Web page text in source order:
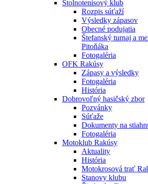
Stolnotenisový klub
Rozpis súťaží
Výsledky zápasov
Obecné podujatia
Štefanský turnaj a
Pitoňáka
Fotogaléria
OFK Rakúsy
Zápasy a výsledky
Fotogaléria
História
Dobrovoľný hasičský zbor
Pozvánky
Súťaže
Dokumenty na
Fotogaléria
Motoklub Rakúsy
Aktuality
História
Motokrosová trať
Stanovy klubu